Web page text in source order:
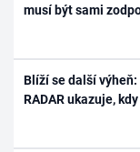
musí být sami
Blíží se další
RADAR ukazuje,